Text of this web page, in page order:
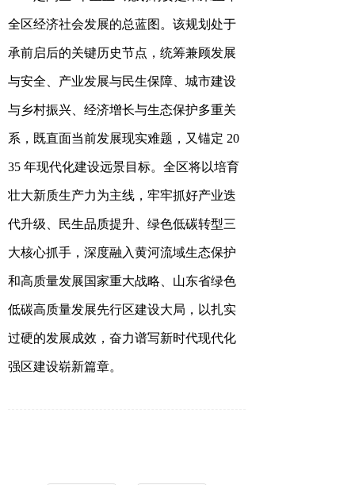
全区经济社会发展的总蓝图。该规划处于
承前启后的关键历史节点，统筹兼顾发展
与安全、产业发展与民生保障、城市建设
与乡村振兴、经济增长与生态保护多重关
系，既直面当前发展现实难题，又锚定 20
35 年现代化建设远景目标。全区将以培育
壮大新质生产力为主线，牢牢抓好产业迭
代升级、民生品质提升、绿色低碳转型三
大核心抓手，深度融入黄河流域生态保护
和高质量发展国家重大战略、山东省绿色
低碳高质量发展先行区建设大局，以扎实
过硬的发展成效，奋力谱写新时代现代化
强区建设崭新篇章。